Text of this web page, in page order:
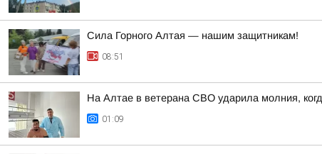
Сила Горного Алтая — нашим защитникам!
08:51
На Алтае в ветерана СВО ударила молния,
01:09